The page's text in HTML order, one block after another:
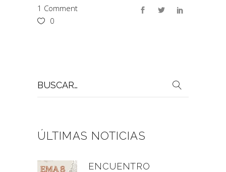
1 Comment
0
por:
ÚLTIMAS NOTICIAS
ENCUENTRO